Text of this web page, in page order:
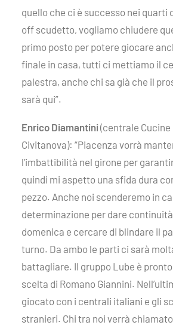
quello che ci è successo nei quarti
off scudetto, vogliamo chiudere
primo posto per potere giocare
finale in casa, tutti ci mettiamo il
palestra, anche chi sa già che il
sarà qui”.
Enrico Diamantini(centrale Cucine
Civitanova): “Piacenza vorrà
l’imbattibilità nel girone per
quindi mi aspetto una sfida dura
pezzo. Anche noi scenderemo in
determinazione per dare
domenica e cercare di blindare il
turno. Da ambo le parti ci sarà
battagliare. Il gruppo Lube è
scelta di Romano Giannini.
giocato con i centrali italiani e gli
stranieri. Chi tra noi verrà